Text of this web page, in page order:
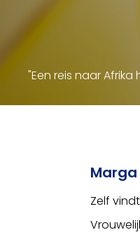
"Een reis naar
Zelf